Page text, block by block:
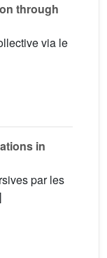
through
via le
in
par les